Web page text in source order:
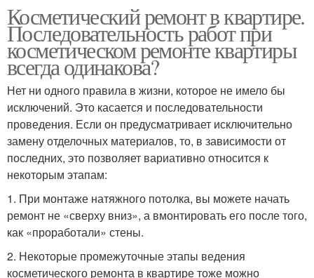
Косметический ремонт в квартире.
Последовательность работ при
косметическом ремонте квартиры
всегда одинакова?
Нет ни одного правила в жизни, которое не имело бы
исключений. Это касается и последовательности
проведения. Если он предусматривает исключительно
замену отделочных материалов, то, в зависимости от
последних, это позволяет вариативно относится к
некоторым этапам:
1. При монтаже натяжного потолка, вы можете начать
ремонт не «сверху вниз», а вмонтировать его после того,
как «проработали» стены.
2. Некоторые промежуточные этапы ведения
косметического ремонта в квартире тоже можно